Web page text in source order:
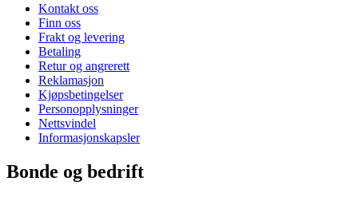
Kontakt oss
Finn oss
Frakt og levering
Betaling
Retur og angrerett
Reklamasjon
Kjøpsbetingelser
Personopplysninger
Nettsvindel
Informasjonskapsler
Bonde og bedrift